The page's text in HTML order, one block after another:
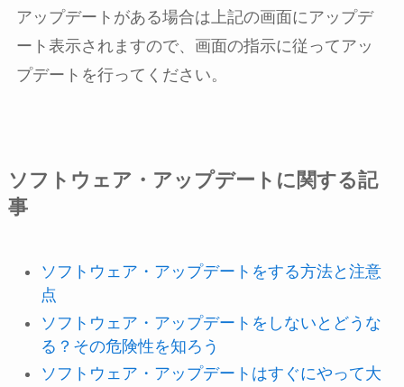
アップデートがある場合は上記の画面にアップデ
ート表示されますので、画面の指示に従ってアッ
プデートを行ってください。
ソフトウェア・アップデートに関する記
事
ソフトウェア・アップデートをする方法と注意
点
ソフトウェア・アップデートをしないとどうな
る？その危険性を知ろう
ソフトウェア・アップデートはすぐにやって大